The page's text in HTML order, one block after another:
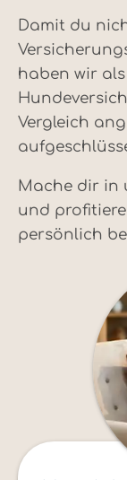
Damit du
haben wir
Vergleich
Mache dir in
und
persönlich